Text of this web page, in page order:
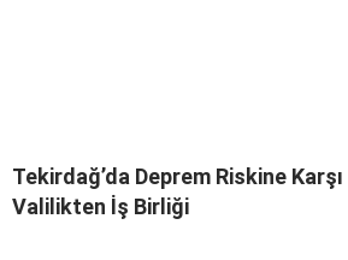
Tekirdağ’da Deprem Riskine
Valilikten İş Birliği